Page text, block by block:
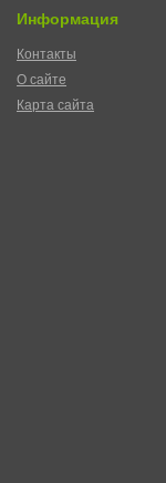
Информация
Контакты
О сайте
Карта сайта